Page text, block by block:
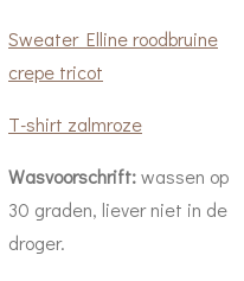
Sweater Elline roodbruine
crepe tricot
T-shirt zalmroze
Wasvoorschrift:wassen op
30 graden, liever niet in de
droger.